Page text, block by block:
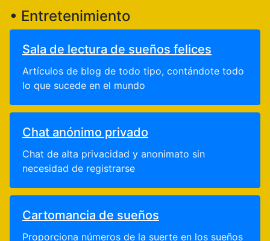
• Entretenimiento
Sala de lectura de sueños felices
Artículos de blog de todo tipo, contándote todo
lo que sucede en el mundo
Chat anónimo privado
Chat de alta privacidad y anonimato sin
necesidad de registrarse
Cartomancia de sueños
Proporciona números de la suerte en los sueños